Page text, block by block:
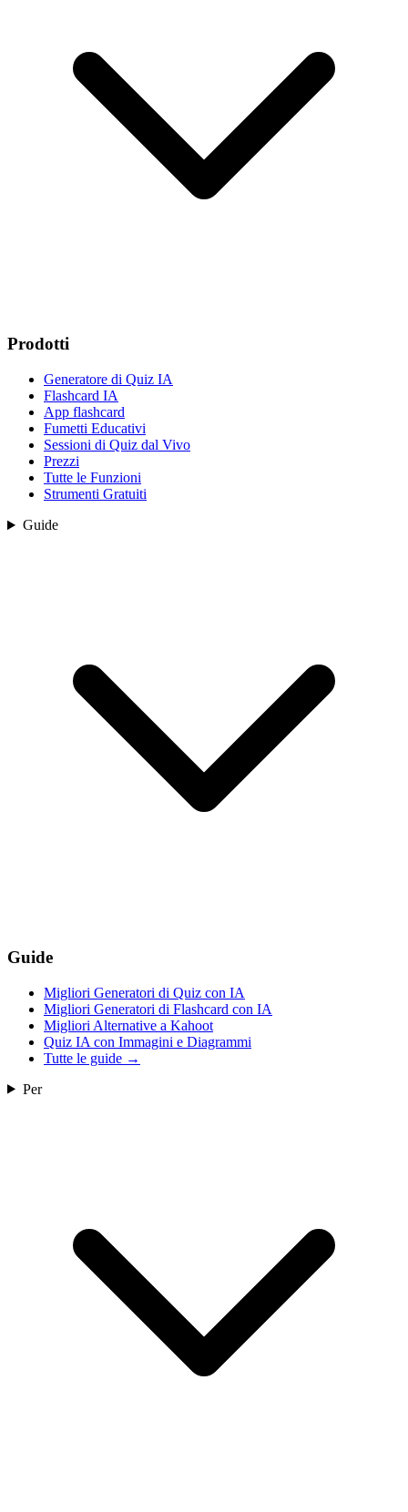
Prodotti
Generatore di Quiz IA
Flashcard IA
App flashcard
Fumetti Educativi
Sessioni di Quiz dal Vivo
Prezzi
Tutte le Funzioni
Strumenti Gratuiti
Guide
Guide
Migliori Generatori di Quiz con IA
Migliori Generatori di Flashcard con IA
Migliori Alternative a Kahoot
Quiz IA con Immagini e Diagrammi
Tutte le guide →
Per